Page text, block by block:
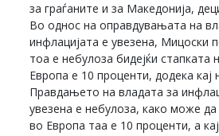
за граѓаните и за Македонија,
Во однос на оправдувањата на
инфлацијата е увезена, Мицоски
тоа е небулоза бидејќи стапката
Европа е 10 проценти, додека кај
Правдањето на владата за
увезена е небулоза, како може да
во Европа таа е 10 проценти, а